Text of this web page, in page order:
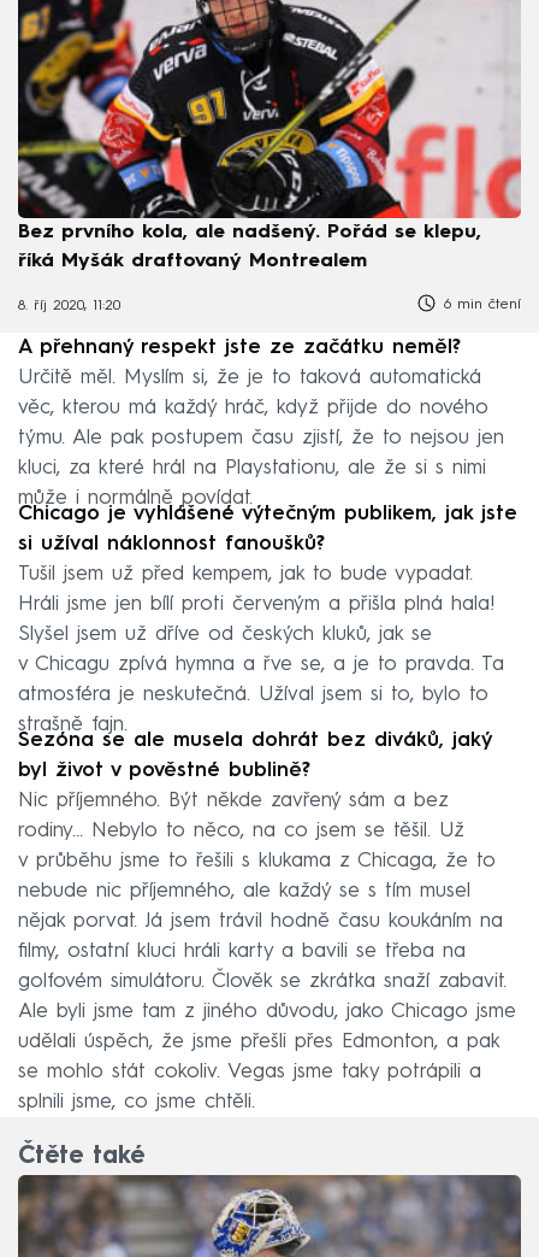
Bez prvního kola, ale nadšený. Pořád se klepu,
říká Myšák draftovaný Montrealem
8. říj 2020, 11:20 6 min čtení
A přehnaný respekt jste ze začátku neměl?
Určitě měl. Myslím si, že je to taková automatická
věc, kterou má každý hráč, když přijde do nového
týmu. Ale pak postupem času zjistí, že to nejsou jen
kluci, za které hrál na Playstationu, ale že si s nimi
může i normálně povídat.
Chicago je vyhlášené výtečným publikem, jak jste
si užíval náklonnost fanoušků?
Tušil jsem už před kempem, jak to bude vypadat.
Hráli jsme jen bílí proti červeným a přišla plná hala!
Slyšel jsem už dříve od českých kluků, jak se
v Chicagu zpívá hymna a řve se, a je to pravda. Ta
atmosféra je neskutečná. Užíval jsem si to, bylo to
strašně fajn.
Sezóna se ale musela dohrát bez diváků, jaký
byl život v pověstné bublině?
Nic příjemného. Být někde zavřený sám a bez
rodiny… Nebylo to něco, na co jsem se těšil. Už
v průběhu jsme to řešili s klukama z Chicaga, že to
nebude nic příjemného, ale každý se s tím musel
nějak porvat. Já jsem trávil hodně času koukáním na
filmy, ostatní kluci hráli karty a bavili se třeba na
golfovém simulátoru. Člověk se zkrátka snaží zabavit.
Ale byli jsme tam z jiného důvodu, jako Chicago jsme
udělali úspěch, že jsme přešli přes Edmonton, a pak
se mohlo stát cokoliv. Vegas jsme taky potrápili a
splnili jsme, co jsme chtěli.
Čtěte také